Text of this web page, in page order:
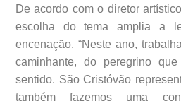
De acordo com o diretor
escolha do tema amplia a
encenação. “Neste ano,
caminhante, do peregrino
sentido. São Cristóvão
também fazemos uma